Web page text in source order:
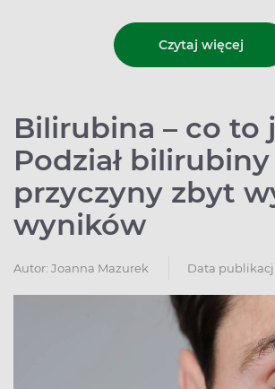
Czytaj więcej
Bilirubina – co to
Podział bilirubiny
przyczyny zbyt
wyników
Autor: Joanna Mazurek Data